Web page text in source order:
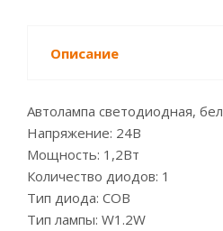
Описание
Автолампа светодиодная,
Напряжение: 24В
Мощность: 1,2Вт
Количество диодов: 1
Тип диода: СОВ
Тип лампы: W1.2W